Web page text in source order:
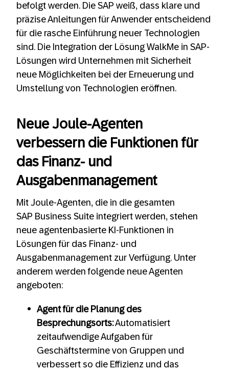
befolgt werden. Die SAP weiß, dass klare und
präzise Anleitungen für Anwender entscheidend
für die rasche Einführung neuer Technologien
sind. Die Integration der Lösung WalkMe in SAP-
Lösungen wird Unternehmen mit Sicherheit
neue Möglichkeiten bei der Erneuerung und
Umstellung von Technologien eröffnen.
Neue Joule-Agenten
verbessern die Funktionen für
das Finanz- und
Ausgabenmanagement
Mit Joule-Agenten, die in die gesamten
SAP Business Suite integriert werden, stehen
neue agentenbasierte KI-Funktionen in
Lösungen für das Finanz- und
Ausgabenmanagement zur Verfügung. Unter
anderem werden folgende neue Agenten
angeboten:
Agent für die Planung des
Besprechungsorts:Automatisiert
zeitaufwendige Aufgaben für
Geschäftstermine von Gruppen und
verbessert so die Effizienz und das